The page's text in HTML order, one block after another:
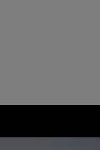
せん。